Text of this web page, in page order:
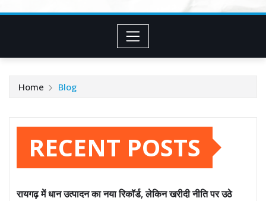
Home Blog
RECENT POSTS
रायगढ़ में धान उत्पादन का नया रिकॉर्ड, लेकिन खरीदी नीति पर उठे